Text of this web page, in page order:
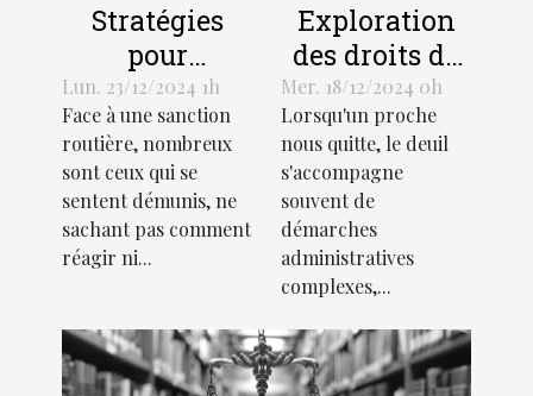
Stratégies
pour
contester
efficacement
une amende
routière
Lun. 23/12/2024 1h
Face à une sanction
routière, nombreux
sont ceux qui se
sentent démunis, ne
sachant pas comment
réagir ni...
Exploration
des droits de
succession et
héritage selon
la loi
française
Mer. 18/12/2024 0h
Lorsqu'un proche
nous quitte, le deuil
s'accompagne
souvent de
démarches
administratives
complexes,...